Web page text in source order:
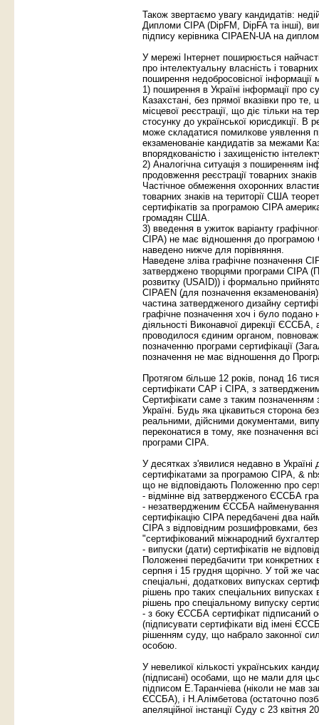
Також звертаємо увагу кандидатів:
Дипломи CIPA (DipFM, DipFA та інші),
підпису керівника CIPAEN-UA на
У мережі Інтернет поширюється
про інтелектуальну власність і
поширення недобросовісної інформації
1) поширення в Україні інформації про
Казахстані, без прямої вказівки про
місцевої реєстрації, що діє тільки на
стосунку до української юрисдикції. В
може складатися помилкове уявлення
екзаменованіе кандидатів за межами
впорядкованістю і захищеністю
2) Аналогічна ситуація з поширенням
продовження реєстрації товарних
Чаcтічное обмеження охоронних
товарних знаків на території США
сертифікатів за програмою CIPA
громадян США.
3) введення в ужиток варіанту
CIPA) не має відношення до програмою
наведено нижче для порівняння.
Наведене зліва графічне позначення
затверджено творцями програми CIPA
розвитку (USAID)) і формально
CIPAEN (для позначення
частина затвердженого дизайну
графічне позначення хоч і було подано
діяльності Виконавчої дирекції
проводилося єдиним органом,
позначенню програми сертифікації
позначення не має відношення до
Протягом більше 12 років, понад 16
сертифікати CAP і CIPA, з
Сертифікати саме з таким позначенням
Україні. Будь яка цікавиться сторона
реальними, дійсними документами,
переконатися в тому, яке позначення
програми CIPA.
У десятках з'явилися недавно в Україні
сертифікатами за програмою CIPA, &
що не відповідають Положенню про
- відмінне від затвердженого ЄССБА
- незатвердженим ЄССБА
сертифікацію CIPA передбачені два
CIPA з відповідним розшифровками,
"сертифікований міжнародний
- випуски (дати) сертифікатів не
Положенні передбачити три конкретних
серпня і 15 грудня щорічно. У той же
спеціальні, додаткових випусках
рішень про таких спеціальних
рішень про спеціальному випуску
- з боку ЄССБА сертифікат підписаний
(підписувати сертифікати від імені
рішенням суду, що набрало законної
особою.
У невеликої кількості українських
(підписані) особами, що не мали для
підписом Е.Таранчіева (ніколи не мав
ЄССБА), і Н.Алімбетова (остаточно
апеляційної інстанції Суду c 23 квітня